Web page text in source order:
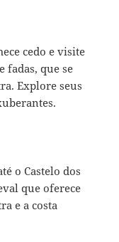
cedo e visite
fadas, que se
Explore seus
o Castelo dos
que oferece
e a costa